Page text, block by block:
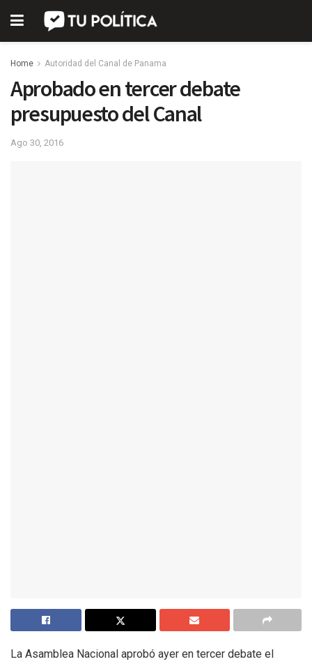
Home Autoridad del Canal de Panama
Aprobado en tercer debate
presupuesto del Canal
Ago 30, 2016
La Asamblea Nacional aprobó ayer en tercer debate el